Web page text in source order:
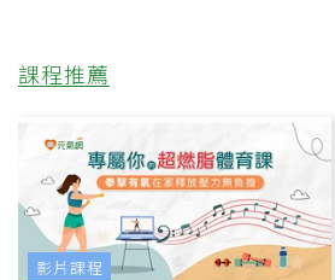
課程推薦
影片課程